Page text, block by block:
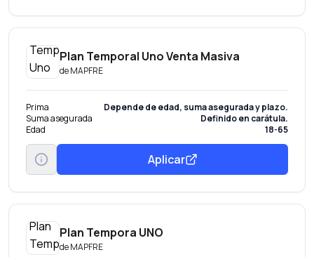
Plan Temporal Uno Venta Masiva
deMAPFRE
Prima
Depende de edad, suma asegurada y plazo.
Suma asegurada
Definido en carátula.
Edad
18-65
Aplicar
Plan Tempora UNO
deMAPFRE